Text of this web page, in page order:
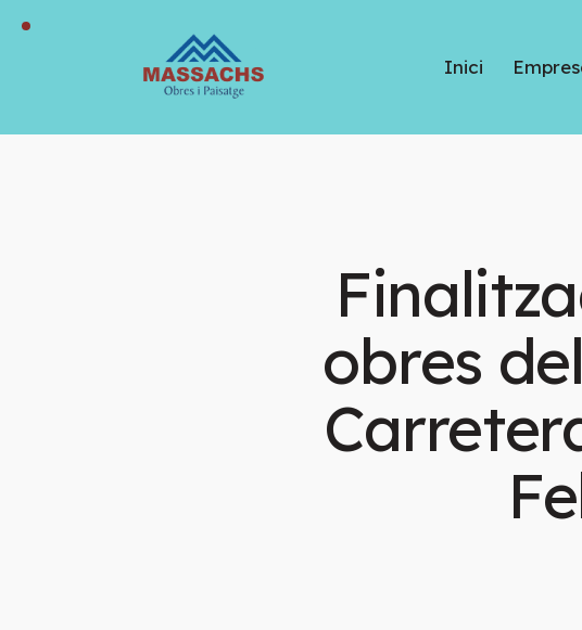
Inici
obres